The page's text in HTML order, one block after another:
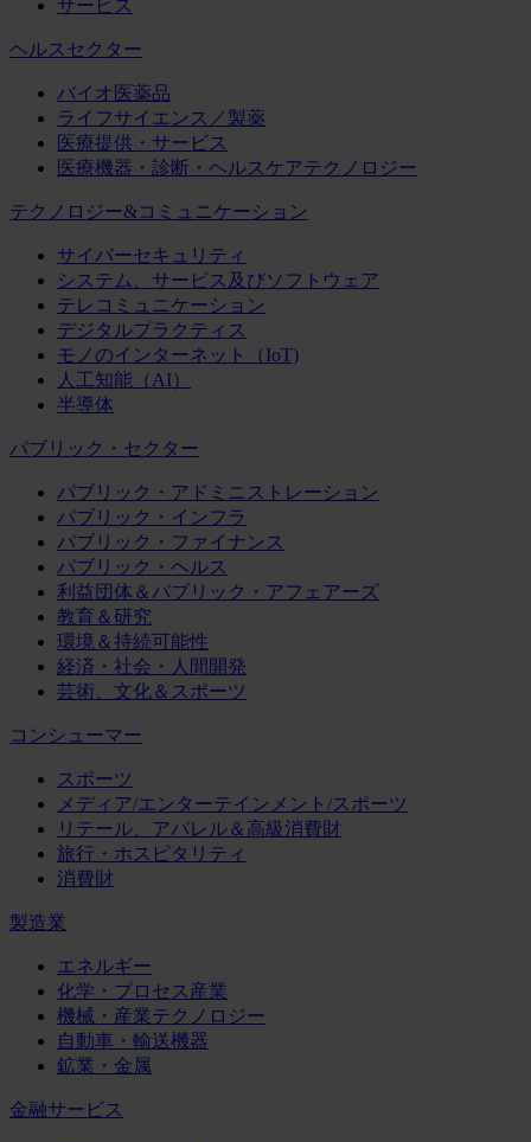
サービス
ヘルスセクター
バイオ医薬品
ライフサイエンス／製薬
医療提供・サービス
医療機器・診断・ヘルスケアテクノロジー
テクノロジー&コミュニケーション
サイバーセキュリティ
システム、サービス及びソフトウェア
テレコミュニケーション
デジタルプラクティス
モノのインターネット（IoT)
人工知能（AI）
半導体
パブリック・セクター
パブリック・アドミニストレーション
パブリック・インフラ
パブリック・ファイナンス
パブリック・ヘルス
利益団体＆パブリック・アフェアーズ
教育＆研究
環境＆持続可能性
経済・社会・人間開発
芸術、文化＆スポーツ
コンシューマー
スポーツ
メディア/エンターテインメント/スポーツ
リテール、アパレル＆高級消費財
旅行・ホスピタリティ
消費財
製造業
エネルギー
化学・プロセス産業
機械・産業テクノロジー
自動車・輸送機器
鉱業・金属
金融サービス